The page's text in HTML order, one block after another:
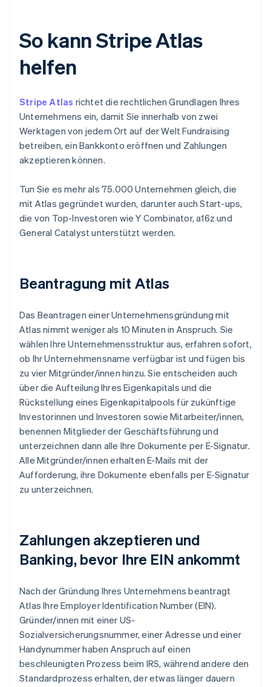
So kann Stripe Atlas
helfen
Stripe Atlas richtet die rechtlichen Grundlagen Ihres
Unternehmens ein, damit Sie innerhalb von zwei
Werktagen von jedem Ort auf der Welt Fundraising
betreiben, ein Bankkonto eröffnen und Zahlungen
akzeptieren können.
Tun Sie es mehr als 75.000 Unternehmen gleich, die
mit Atlas gegründet wurden, darunter auch Start-ups,
die von Top-Investoren wie Y Combinator, a16z und
General Catalyst unterstützt werden.
Beantragung mit Atlas
Das Beantragen einer Unternehmensgründung mit
Atlas nimmt weniger als 10 Minuten in Anspruch. Sie
wählen Ihre Unternehmensstruktur aus, erfahren sofort,
ob Ihr Unternehmensname verfügbar ist und fügen bis
zu vier Mitgründer/innen hinzu. Sie entscheiden auch
über die Aufteilung Ihres Eigenkapitals und die
Rückstellung eines Eigenkapitalpools für zukünftige
Investorinnen und Investoren sowie Mitarbeiter/innen,
benennen Mitglieder der Geschäftsführung und
unterzeichnen dann alle Ihre Dokumente per E-Signatur.
Alle Mitgründer/innen erhalten E-Mails mit der
Aufforderung, ihre Dokumente ebenfalls per E-Signatur
zu unterzeichnen.
Zahlungen akzeptieren und
Banking, bevor Ihre EIN ankommt
Nach der Gründung Ihres Unternehmens beantragt
Atlas Ihre Employer Identification Number (EIN).
Gründer/innen mit einer US-
Sozialversicherungsnummer, einer Adresse und einer
Handynummer haben Anspruch auf einen
beschleunigten Prozess beim IRS, während andere den
Standardprozess erhalten, der etwas länger dauern